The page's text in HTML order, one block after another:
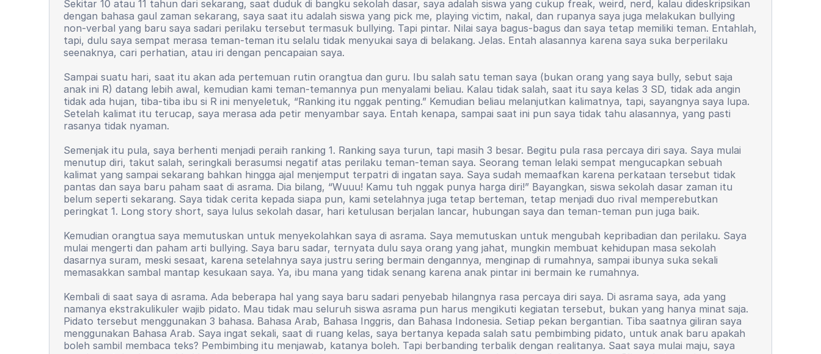
Sekitar 10 atau 11 tahun dari sekarang, saat duduk di bangku sekolah dasar, saya adalah siswa yang cukup freak, weird, nerd, kalau dideskripsikan
dengan bahasa gaul zaman sekarang, saya saat itu adalah siswa yang pick me, playing victim, nakal, dan rupanya saya juga melakukan bullying
non-verbal yang baru saya sadari perilaku tersebut termasuk bullying. Tapi pintar. Nilai saya bagus-bagus dan saya tetap memiliki teman. Entahlah,
tapi, dulu saya sempat merasa teman-teman itu selalu tidak menyukai saya di belakang. Jelas. Entah alasannya karena saya suka berperilaku
seenaknya, cari perhatian, atau iri dengan pencapaian saya.
Sampai suatu hari, saat itu akan ada pertemuan rutin orangtua dan guru. Ibu salah satu teman saya (bukan orang yang saya bully, sebut saja
anak ini R) datang lebih awal, kemudian kami teman-temannya pun menyalami beliau. Kalau tidak salah, saat itu saya kelas 3 SD, tidak ada angin
tidak ada hujan, tiba-tiba ibu si R ini menyeletuk, “Ranking itu nggak penting.” Kemudian beliau melanjutkan kalimatnya, tapi, sayangnya saya lupa.
Setelah kalimat itu terucap, saya merasa ada petir menyambar saya. Entah kenapa, sampai saat ini pun saya tidak tahu alasannya, yang pasti
rasanya tidak nyaman.
Semenjak itu pula, saya berhenti menjadi peraih ranking 1. Ranking saya turun, tapi masih 3 besar. Begitu pula rasa percaya diri saya. Saya mulai
menutup diri, takut salah, seringkali berasumsi negatif atas perilaku teman-teman saya. Seorang teman lelaki sempat mengucapkan sebuah
kalimat yang sampai sekarang bahkan hingga ajal menjemput terpatri di ingatan saya. Saya sudah memaafkan karena perkataan tersebut tidak
pantas dan saya baru paham saat di asrama. Dia bilang, “Wuuu! Kamu tuh nggak punya harga diri!” Bayangkan, siswa sekolah dasar zaman itu
belum seperti sekarang. Saya tidak cerita kepada siapa pun, kami setelahnya juga tetap berteman, tetap menjadi duo rival memperebutkan
peringkat 1. Long story short, saya lulus sekolah dasar, hari ketulusan berjalan lancar, hubungan saya dan teman-teman pun juga baik.
Kemudian orangtua saya memutuskan untuk menyekolahkan saya di asrama. Saya memutuskan untuk mengubah kepribadian dan perilaku. Saya
mulai mengerti dan paham arti bullying. Saya baru sadar, ternyata dulu saya orang yang jahat, mungkin membuat kehidupan masa sekolah
dasarnya suram, meski sesaat, karena setelahnya saya justru sering bermain dengannya, menginap di rumahnya, sampai ibunya suka sekali
memasakkan sambal mantap kesukaan saya. Ya, ibu mana yang tidak senang karena anak pintar ini bermain ke rumahnya.
Kembali di saat saya di asrama. Ada beberapa hal yang saya baru sadari penyebab hilangnya rasa percaya diri saya. Di asrama saya, ada yang
namanya ekstrakulikuler wajib pidato. Mau tidak mau seluruh siswa asrama pun harus mengikuti kegiatan tersebut, bukan yang hanya minat saja.
Pidato tersebut menggunakan 3 bahasa. Bahasa Arab, Bahasa Inggris, dan Bahasa Indonesia. Setiap pekan bergantian. Tiba saatnya giliran saya
menggunakan Bahasa Arab. Saya ingat sekali, saat di ruang kelas, saya bertanya kepada salah satu pembimbing pidato, untuk anak baru apakah
boleh sambil membaca teks? Pembimbing itu menjawab, katanya boleh. Tapi berbanding terbalik dengan realitanya. Saat saya mulai maju, saya